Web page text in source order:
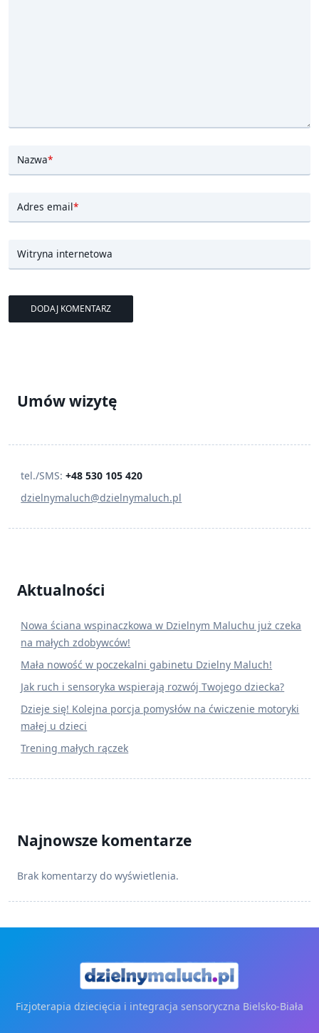
Nazwa*
Adres email*
Witryna internetowa
Umów wizytę
tel./SMS:+48 530 105 420
dzielnymaluch@dzielnymaluch.pl
Aktualności
Nowa ściana wspinaczkowa w Dzielnym Maluchu już czeka
na małych zdobywców!
Mała nowość w poczekalni gabinetu Dzielny Maluch!
Jak ruch i sensoryka wspierają rozwój Twojego dziecka?
Dzieje się! Kolejna porcja pomysłów na ćwiczenie motoryki
małej u dzieci
Trening małych rączek
Najnowsze komentarze
Brak komentarzy do wyświetlenia.
Fizjoterapia dziecięcia i integracja sensoryczna Bielsko-Biała